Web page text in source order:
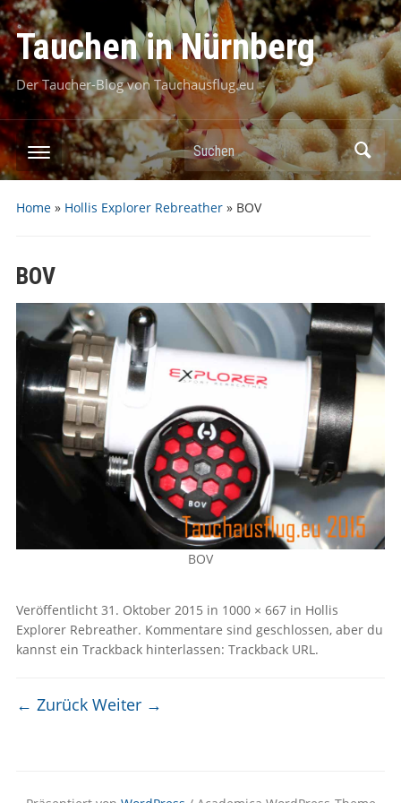
Tauchen in Nürnberg
Der Taucher-Blog von Tauchausflug.eu
Suchen
Home» Hollis Explorer Rebreather» BOV
BOV
BOV
Veröffentlicht 31. Oktober 2015 in 1000 × 667in Hollis
Explorer Rebreather. Kommentare sind geschlossen, aber du
kannst ein Trackback hinterlassen: Trackback URL.
← Zurück Weiter →